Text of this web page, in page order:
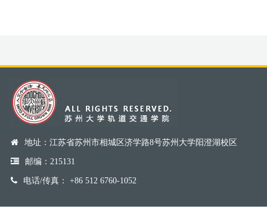
地址：江苏省苏州市相城区济学路8号苏州大学阳澄湖校区
邮编：215131
电话/传真： +86 512 6760-1052